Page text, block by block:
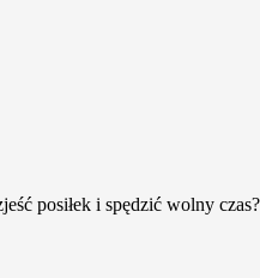
posiłek i spędzić wolny